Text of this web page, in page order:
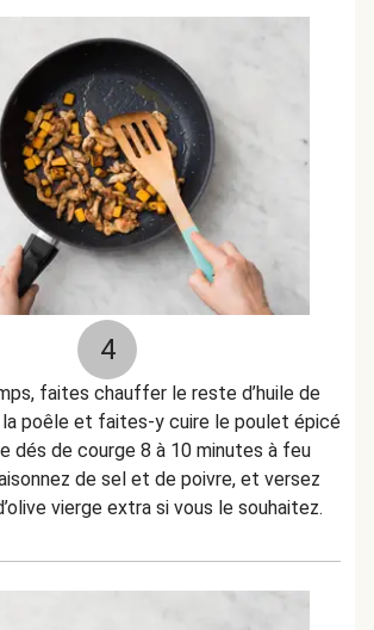
4
faites chauffer le reste d’huile de
la poêle et faites-y cuire le poulet épicé
dés de courge 8 à 10 minutes à feu
de sel et de poivre, et versez
vierge extra si vous le souhaitez.